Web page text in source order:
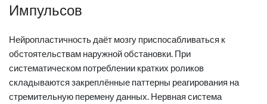
Импульсов
Нейропластичность даёт мозгу приспосабливаться к
обстоятельствам наружной обстановки. При
систематическом потреблении кратких роликов
складываются закреплённые паттерны реагирования на
стремительную перемену данных. Нервная система